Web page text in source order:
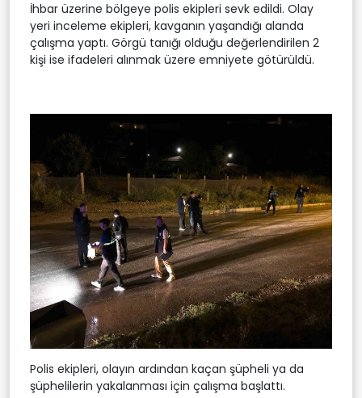
İhbar üzerine bölgeye polis ekipleri sevk edildi. Olay
yeri inceleme ekipleri, kavganın yaşandığı alanda
çalışma yaptı. Görgü tanığı olduğu değerlendirilen 2
kişi ise ifadeleri alınmak üzere emniyete götürüldü.
Polis ekipleri, olayın ardından kaçan şüpheli ya da
şüphelilerin yakalanması için çalışma başlattı.